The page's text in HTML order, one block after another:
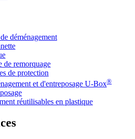
déménagement
de remorquage
de protection
et d'entreposage U-Box®
réutilisables en plastique